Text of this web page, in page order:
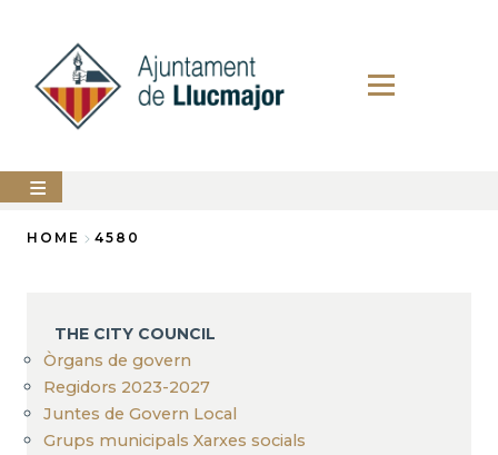
content
The
city
Services
PERFIL
DEL
CONTRACTANT
HOME 4580
THE CITY COUNCIL
Òrgans de govern
Regidors 2023-2027
Juntes de Govern Local
Grups municipals Xarxes socials